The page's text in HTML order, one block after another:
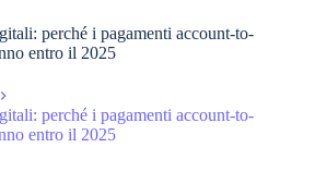
perché i pagamenti account-to-
entro il 2025
perché i pagamenti account-to-
entro il 2025